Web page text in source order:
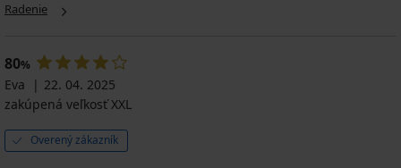
Radenie
80%
Eva
22. 04. 2025
zakúpená veľkosť XXL
Overený zákazník